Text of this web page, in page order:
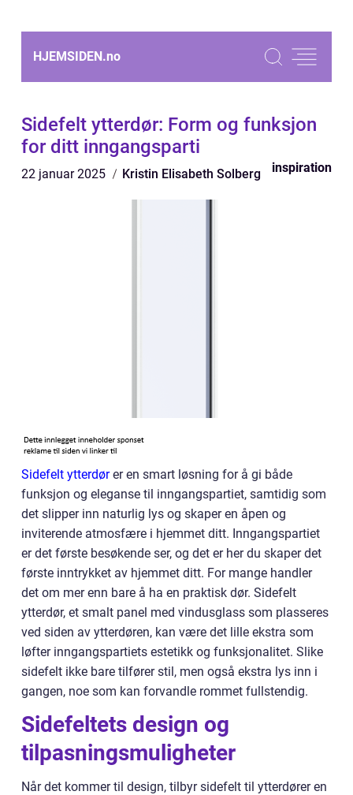
HJEMSIDEN.no
Sidefelt ytterdør: Form og funksjon
for ditt inngangsparti
22 januar 2025 Kristin Elisabeth Solberg inspiration
Sidefelt ytterdører en smart løsning for å gi både
funksjon og eleganse til inngangspartiet, samtidig som
det slipper inn naturlig lys og skaper en åpen og
inviterende atmosfære i hjemmet ditt. Inngangspartiet
er det første besøkende ser, og det er her du skaper det
første inntrykket av hjemmet ditt. For mange handler
det om mer enn bare å ha en praktisk dør. Sidefelt
ytterdør, et smalt panel med vindusglass som plasseres
ved siden av ytterdøren, kan være det lille ekstra som
løfter inngangspartiets estetikk og funksjonalitet. Slike
sidefelt ikke bare tilfører stil, men også ekstra lys inn i
gangen, noe som kan forvandle rommet fullstendig.
Sidefeltets design og
tilpasningsmuligheter
Når det kommer til design, tilbyr sidefelt til ytterdører en